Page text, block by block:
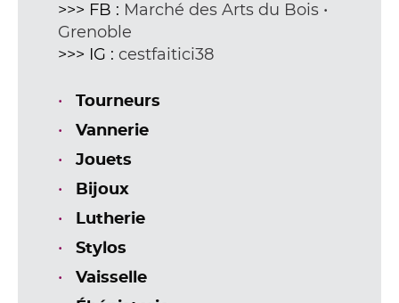
>>> FB : Marché des Arts du Bois •
Grenoble
>>> IG : cestfaitici38
Tourneurs
Vannerie
Jouets
Bijoux
Lutherie
Stylos
Vaisselle